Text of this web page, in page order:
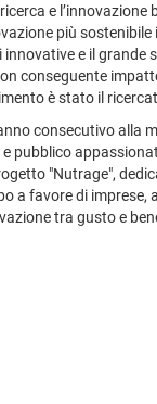
e
più
innovative e il
conseguente
è stato il
consecutivo alla
pubblico
"Nutrage",
a favore di
tra gusto e